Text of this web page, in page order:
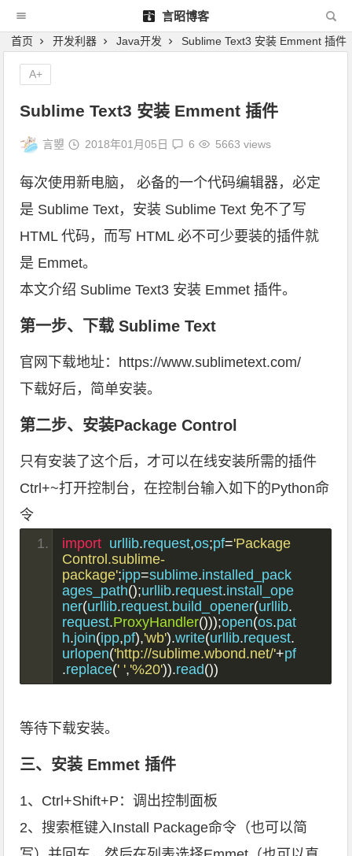
言昭博客
首页 开发利器 Java开发 Sublime Text3 安装 Emment 插件
Sublime Text3 安装 Emment 插件
言曌 2018年01月05日 6 5663 views
每次使用新电脑， 必备的一个代码编辑器，必定
是 Sublime Text，安装 Sublime Text 免不了写
HTML 代码，而写 HTML 必不可少要装的插件就
是 Emmet。
本文介绍 Sublime Text3 安装 Emmet 插件。
第一步、下载 Sublime Text
官网下载地址： https://www.sublimetext.com/
下载好后，简单安装。
第二步、安装Package Control
只有安装了这个后，才可以在线安装所需的插件
Ctrl+~打开控制台，在控制台输入如下的Python命
令
import urllib.request,os;pf='Package
Control.sublime-
package';ipp=sublime.installed_pack
ages_path();urllib.request.install_ope
ner(urllib.request.build_opener(urllib.
request.ProxyHandler()));open(os.pat
h.join(ipp,pf),'wb').write(urllib.request.
urlopen('http://sublime.wbond.net/'+pf
.replace(' ','%20')).read())
等待下载安装。
三、安装 Emmet 插件
1、Ctrl+Shift+P：调出控制面板
2、搜索框键入Install Package命令（也可以简
A+